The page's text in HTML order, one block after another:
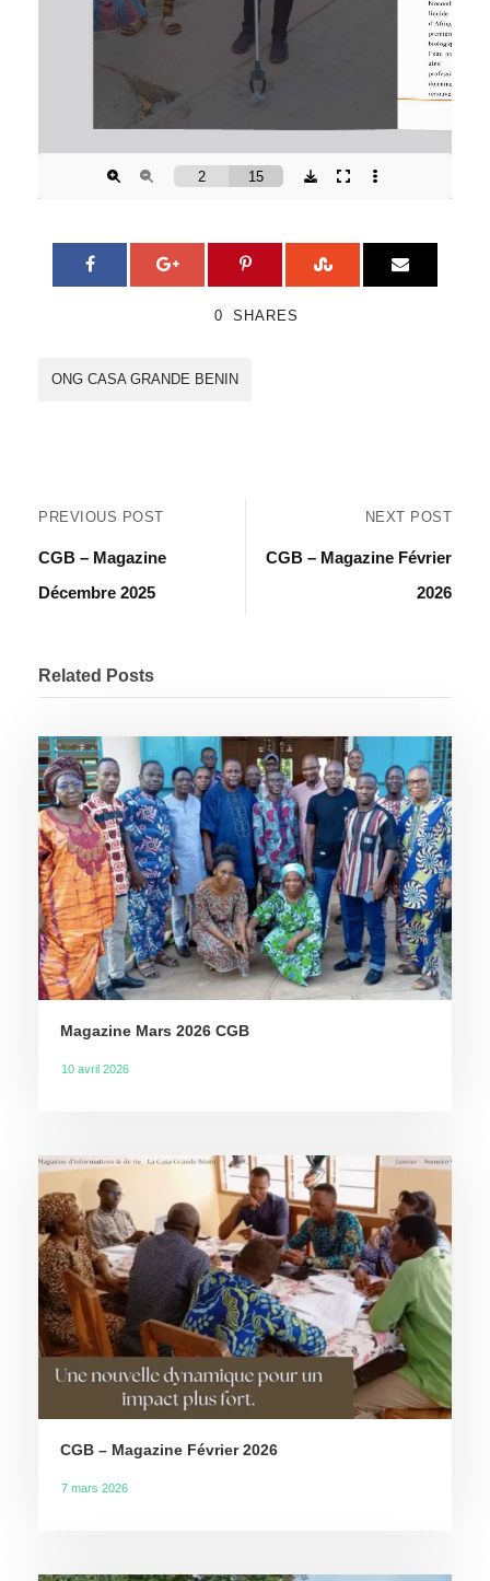
0 SHARES
ONG CASA GRANDE BENIN
PREVIOUS POST
CGB – Magazine
Décembre 2025
NEXT POST
CGB – Magazine Février
2026
Related Posts
Magazine Mars 2026 CGB
10 avril 2026
CGB – Magazine Février 2026
7 mars 2026